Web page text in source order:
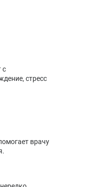
с
стресс
врачу